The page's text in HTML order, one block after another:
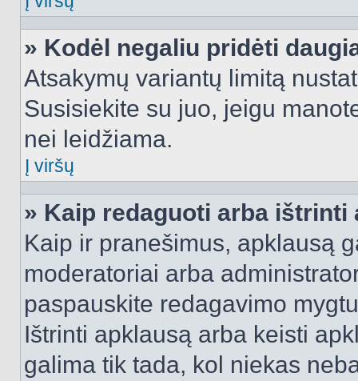
» Kodėl negaliu pridėti
Atsakymų variantų limitą
Susisiekite su juo, jeigu
nei leidžiama.
Į viršų
» Kaip redaguoti arba ištrinti
Kaip ir pranešimus, apklausą
moderatoriai arba
paspauskite redagavimo
Ištrinti apklausą arba keisti
galima tik tada, kol niekas